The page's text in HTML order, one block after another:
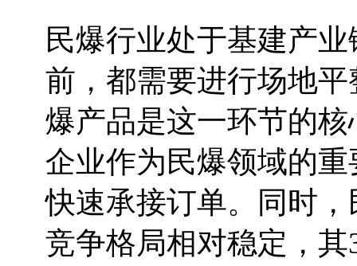
民爆行业处于基建产
前，都需要进行场地
爆产品是这一环节的
企业作为民爆领域的
快速承接订单。同时
竞争格局相对稳定，